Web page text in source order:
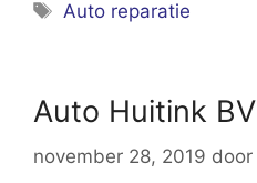
Tags
Auto reparatie
Auto Huitink BV
november 28, 2019 door